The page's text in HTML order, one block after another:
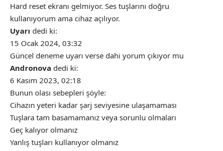
Hard reset ekranı gelmiyor. Ses tuşlarını doğru
kullanıyorum ama cihaz açılıyor.
Uyarı dedi ki:
15 Ocak 2024, 03:32
Güncel deneme uyarı verse dahi yorum çıkıyor mu
Andronova dedi ki:
6 Kasım 2023, 02:18
Bunun olası sebepleri şöyle:
Cihazın yeteri kadar şarj seviyesine ulaşamaması
Tuşlara tam basamamanız veya sorunlu olmaları
Geç kalıyor olmanız
Yanlış tuşları kullanıyor olmanız